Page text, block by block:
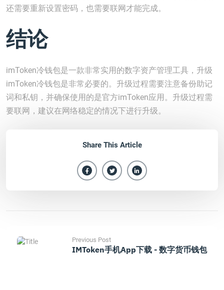
还需要重新设置密码，也需要联网才能完成。
结论
imToken冷钱包是一款非常实用的数字资产管理工具，升级
imToken冷钱包是非常必要的。升级过程需要注意备份助记
词和私钥，并确保使用的是官方imToken应用。升级过程需
要联网，建议在网络稳定的情况下进行升级。
Share This Article
Previous Post
IMToken手机App下载 - 数字货币钱包